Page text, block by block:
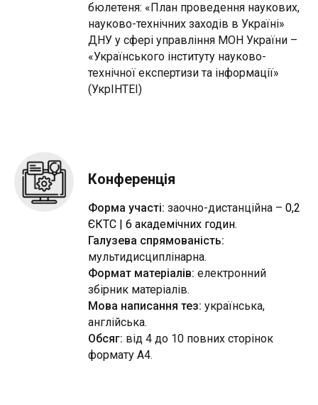
бюлетеня: «План проведення наукових,
науково-технічних заходів в Україні»
ДНУ у сфері управління МОН України –
«Українського інституту науково-
технічної експертизи та інформації»
(УкрІНТЕІ)
Конференція
Форма участі: заочно-дистанційна – 0,2
ЄКТС | 6 академічних годин.
Галузева спрямованість:
мультидисциплінарна.
Формат матеріалів: електронний
збірник матеріалів.
Мова написання тез: українська,
англійська.
Обсяг: від 4 до 10 повних сторінок
формату А4.